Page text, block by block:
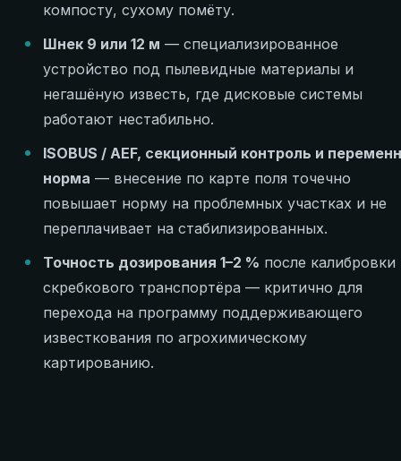
компосту, сухому помёту.
Шнек 9 или 12 м — специализированное
устройство под пылевидные материалы и
негашёную известь, где дисковые системы
работают нестабильно.
ISOBUS / AEF, секционный контроль и
норма — внесение по карте поля точечно
повышает норму на проблемных участках и не
переплачивает на стабилизированных.
Точность дозирования 1–2 % после калибровки
скребкового транспортёра — критично для
перехода на программу поддерживающего
известкования по агрохимическому
картированию.